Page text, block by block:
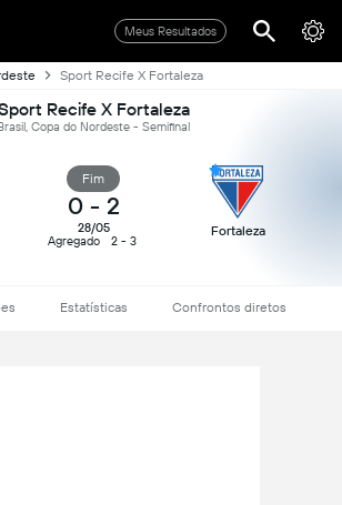
Meus Resultados
Sport Recife X Fortaleza
Recife X Fortaleza
Copa do Nordeste - Semifinal
Fim
0 - 2
28/05
Agregado
2 - 3
Fortaleza
Estatísticas Confrontos diretos